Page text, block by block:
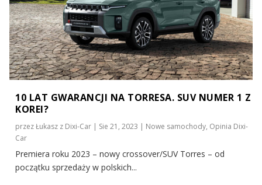
10 LAT GWARANCJI NA TORRESA. SUV NUMER 1 Z
KOREI?
przezŁukasz z Dixi-Car | Sie 21, 2023 | Nowe samochody, Opinia Dixi-
Car
Premiera roku 2023 – nowy crossover/SUV Torres – od
początku sprzedaży w polskich...